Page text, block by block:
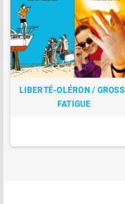
LIBERTÉ-OLÉRON /
FATIGUE